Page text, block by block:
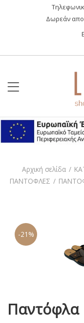
Δωρεάν
Αρχική σελίδα /
ΠΑΝΤΟΦΛΕΣ /
-21%
Παντόφλα